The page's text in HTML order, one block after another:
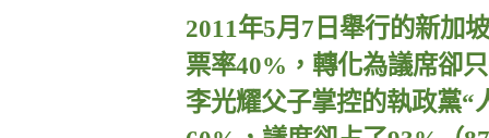
2011年5月 7 日舉行的新加
票率40% ，轉化為議席卻
李光耀父子掌控的執政黨“